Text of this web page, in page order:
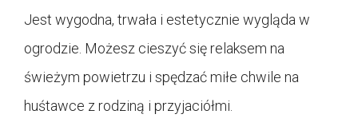
Jest wygodna, trwała i estetycznie wygląda w
ogrodzie. Możesz cieszyć się relaksem na
świeżym powietrzu i spędzać miłe chwile na
huśtawce z rodziną i przyjaciółmi.